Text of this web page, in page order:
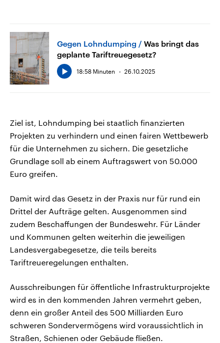
Gegen Lohndumping
Was bringt das
geplante Tariftreuegesetz?
18:58 Minuten 26.10.2025
Ziel ist, Lohndumping bei staatlich finanzierten
Projekten zu verhindern und einen fairen Wettbewerb
für die Unternehmen zu sichern. Die gesetzliche
Grundlage soll ab einem Auftragswert von 50.000
Euro greifen.
Damit wird das Gesetz in der Praxis nur für rund ein
Drittel der Aufträge gelten. Ausgenommen sind
zudem Beschaffungen der Bundeswehr. Für Länder
und Kommunen gelten weiterhin die jeweiligen
Landesvergabegesetze, die teils bereits
Tariftreueregelungen enthalten.
Ausschreibungen für öffentliche Infrastrukturprojekte
wird es in den kommenden Jahren vermehrt geben,
denn ein großer Anteil des 500 Milliarden Euro
schweren Sondervermögens wird voraussichtlich in
Straßen, Schienen oder Gebäude fließen.